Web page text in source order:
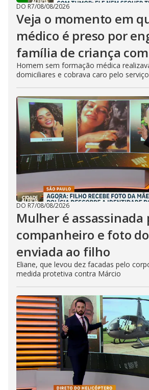
DO R7/08/08/2026
Veja o momento em
médico é preso por
família de criança
Homem sem formação médica
domiciliares e cobrava caro pelo serviço
DO R7/08/08/2026
Mulher é assassinada
companheiro e foto
enviada ao filho
Eliane, que levou dez facadas pelo
medida protetiva contra Márcio